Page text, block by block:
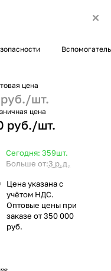
цена
шт.
цена
руб./шт.
Сегодня: 359шт.
Больше от:3 р.д.
Цена указана с
учётом НДС.
Оптовые цены при
заказе от 350 000
руб.